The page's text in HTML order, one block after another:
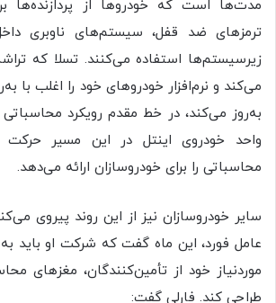
مدت‌ها است که خودروها از پردازنده‌ها
ترمزهای ضد قفل، سیستم‌های ناوبری
زیرسیستم‌ها استفاده می‌کنند. تسلا که
می‌کند و نرم‌افزار خودروهای خود را اغلب با
به‌روز می‌کند، در خط مقدم رویکرد محاسباتی
واحد خودروی اینتل در این مسیر حرکت
محاسباتی را برای خودروسازان ارائه می‌دهد.
سایر خودروسازان نیز از این روند پیروی
عامل فورد، این ماه گفت که شرکت او باید
موردنیاز خود از تأمین‌کنندگان، مغزهای
طراحی کند. فارلی گفت: